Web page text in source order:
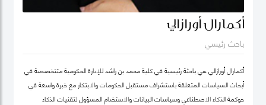
أكمارال أورازالي
باحث رئيسي
أكمارال أورازالي هي باحثة رئيسية في كلية محمد بن راشد للإدارة الحكومية متتخصصة في
أبحاث السياسات المتعلقة باستشراف مستقبل الحكومات والابتكار مع خبرة واسعة في
حوكمة الذكاء الاصطناعي وسياسات البيانات والاستخدام المسؤول لتقنيات الذكاء